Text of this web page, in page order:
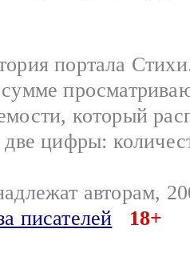
портала
который
цифры:
авторам,
писателей
18+